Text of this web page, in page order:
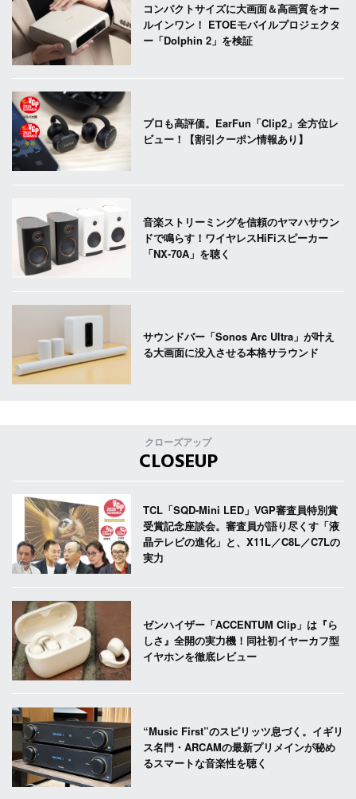
コンパクトサイズに大画面＆高画質をオー
ルインワン！ ETOEモバイルプロジェクタ
ー「Dolphin 2」を検証
プロも高評価。EarFun「Clip2」全方位レ
ビュー！【割引クーポン情報あり】
音楽ストリーミングを信頼のヤマハサウン
ドで鳴らす！ワイヤレスHiFiスピーカー
「NX-70A」を聴く
サウンドバー「Sonos Arc Ultra」が叶え
る大画面に没入させる本格サラウンド
クローズアップ
CLOSEUP
TCL「SQD-Mini LED」VGP審査員特別賞
受賞記念座談会。審査員が語り尽くす「液
晶テレビの進化」と、X11L／C8L／C7Lの
実力
ゼンハイザー「ACCENTUM Clip」は『ら
しさ』全開の実力機！同社初イヤーカフ型
イヤホンを徹底レビュー
“Music First”のスピリッツ息づく。イギリ
ス名門・ARCAMの最新プリメインが秘め
るスマートな音楽性を聴く